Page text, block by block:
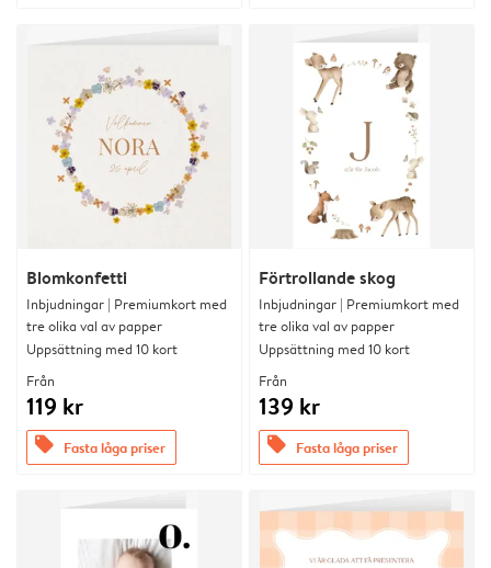
Blomkonfetti
Inbjudningar | Premiumkort med
tre olika val av papper
Uppsättning med 10 kort
Från
119 kr
offers Fasta låga priser
Förtrollande skog
Inbjudningar | Premiumkort med
tre olika val av papper
Uppsättning med 10 kort
Från
139 kr
offers Fasta låga priser